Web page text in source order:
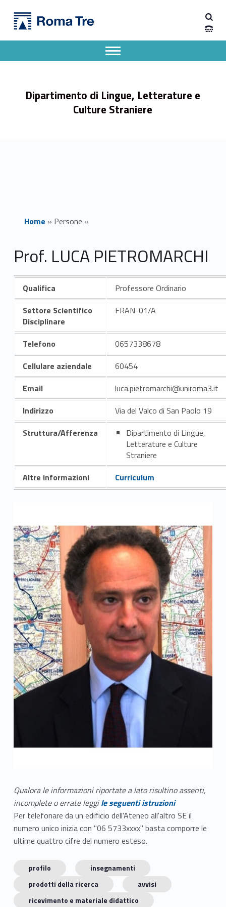
Prof. LUCA PIETROMARCHI - Dipartimento di Lingue, Letterature e Culture Straniere
Dipartimento di Lingue, Letterature e Culture Straniere dell'Università degli Studi Roma Tre
Dipartimento di Lingue, Letterature e
Culture Straniere
Apri il menu secondario
Header info sidebar
Home » Persone »
Prof. LUCA PIETROMARCHI
Qualifica
Professore Ordinario
Settore Scientifico
Disciplinare
FRAN-01/A
Telefono
0657338678
Cellulare aziendale
60454
Email
luca.pietromarchi@uniroma3.it
Indirizzo
Via del Valco di San Paolo 19
Struttura/Afferenza
Dipartimento di Lingue,
Letterature e Culture
Straniere
Altre informazioni
Curriculum
Qualora le informazioni riportate a lato risultino assenti,
incomplete o errate leggile seguenti istruzioni
Per telefonare da un edificio dell'Ateneo all'altro SE il
numero unico inizia con "06 5733xxxx" basta comporre le
ultime quattro cifre del numero esteso.
profilo
insegnamenti
prodotti della ricerca
avvisi
ricevimento e materiale didattico